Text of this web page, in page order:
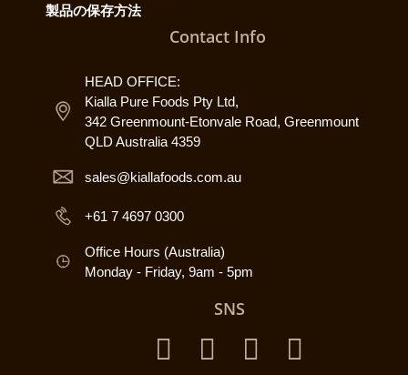
製品の保存方法
Contact Info
HEAD OFFICE:
Kialla Pure Foods Pty Ltd,
342 Greenmount-Etonvale Road, Greenmount
QLD Australia 4359
sales@kiallafoods.com.au
+61 7 4697 0300
Office Hours (Australia)
Monday - Friday, 9am - 5pm
SNS